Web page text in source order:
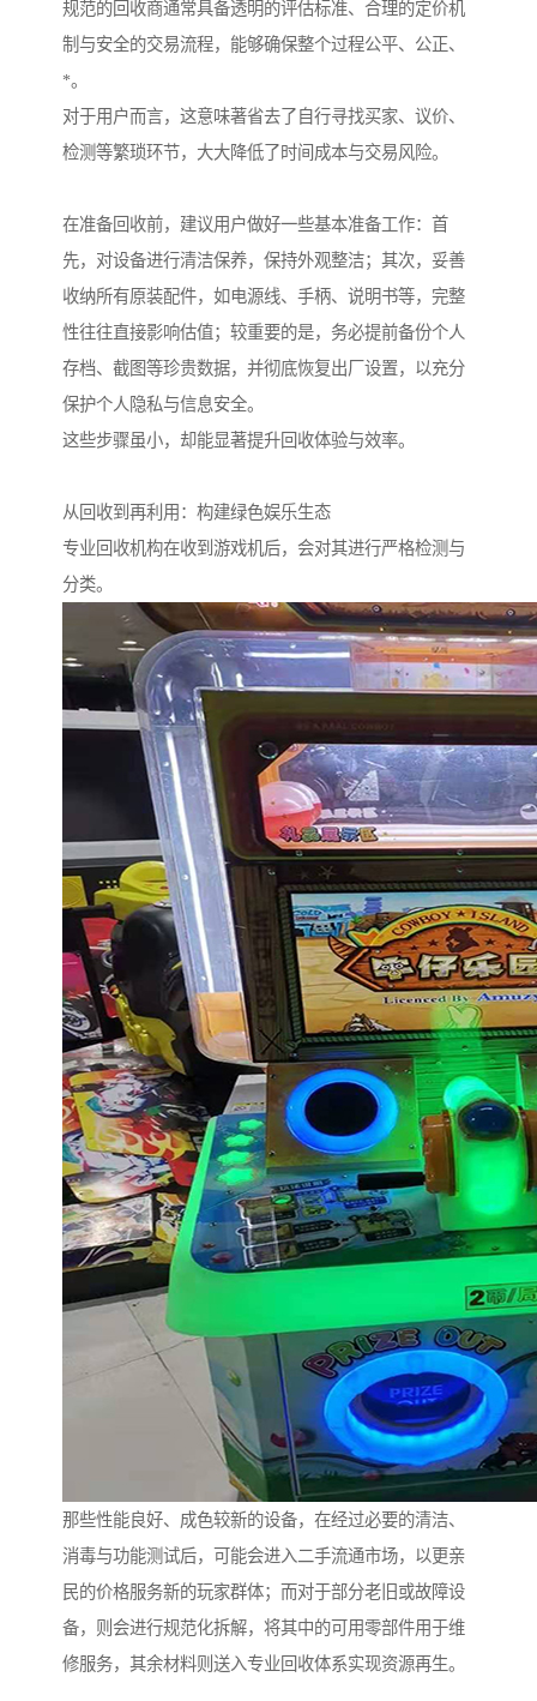
规范的回收商通常具备透明的评估标准、合理的定价机
制与安全的交易流程，能够确保整个过程公平、公正、
*。
对于用户而言，这意味著省去了自行寻找买家、议价、
检测等繁琐环节，大大降低了时间成本与交易风险。
在准备回收前，建议用户做好一些基本准备工作：首
先，对设备进行清洁保养，保持外观整洁；其次，妥善
收纳所有原装配件，如电源线、手柄、说明书等，完整
性往往直接影响估值；较重要的是，务必提前备份个人
存档、截图等珍贵数据，并彻底恢复出厂设置，以充分
保护个人隐私与信息安全。
这些步骤虽小，却能显著提升回收体验与效率。
从回收到再利用：构建绿色娱乐生态
专业回收机构在收到游戏机后，会对其进行严格检测与
分类。
那些性能良好、成色较新的设备，在经过必要的清洁、
消毒与功能测试后，可能会进入二手流通市场，以更亲
民的价格服务新的玩家群体；而对于部分老旧或故障设
备，则会进行规范化拆解，将其中的可用零部件用于维
修服务，其余材料则送入专业回收体系实现资源再生。